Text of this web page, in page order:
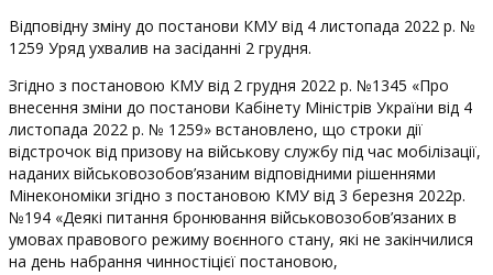
Відповідну зміну до постанови КМУ від 4 листопада 2022 р. №
1259 Уряд ухвалив на засіданні 2 грудня.
Згідно з постановою КМУ від 2 грудня 2022 р. №1345 «Про
внесення зміни до постанови Кабінету Міністрів України від 4
листопада 2022 р. № 1259» встановлено, що строки дії
відстрочок від призову на військову службу під час мобілізації,
наданих військовозобов’язаним відповідними рішеннями
Мінекономіки згідно з постановою КМУ від 3 березня 2022р.
№194 «Деякі питання бронювання військовозобов’язаних в
умовах правового режиму воєнного стану, які не закінчилися
на день набрання чинностіцієї постановою,